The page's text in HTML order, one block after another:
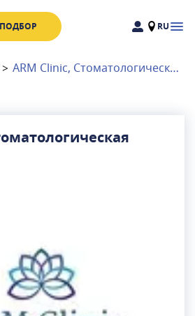
RU
> ARM Clinic, Стоматологическая клиника